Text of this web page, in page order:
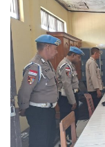
Satwil